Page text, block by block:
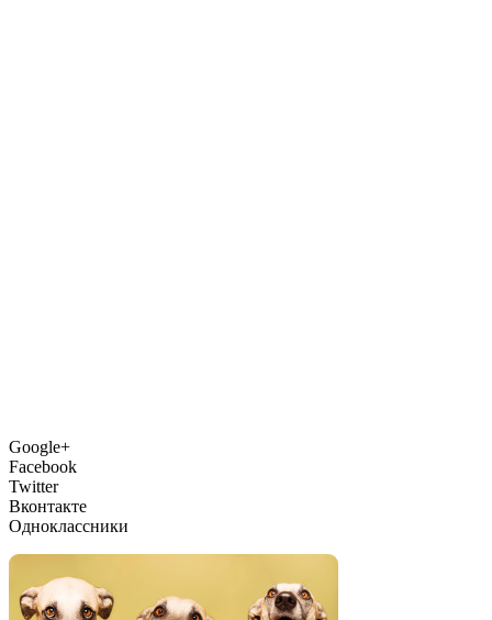
Google+
Facebook
Twitter
Вконтакте
Одноклассники